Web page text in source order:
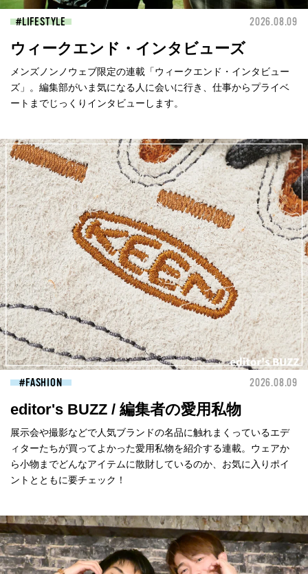
LIFESTYLE 2026.08.09
ウィークエンド・インタビューズ
メンズノンノウェブ限定の連載「ウィークエンド・インタビュー
ズ」。編集部がいま気になる人に会いに行き、仕事からプライベ
ートまでじっくりインタビューします。
FASHION 2026.08.09
editor's BUZZ / 編集者の愛用私物
展示会や撮影などで人気ブランドの名品に触れまくっているエデ
ィターたちが買ってよかった愛用私物を紹介する連載。ウェアか
ら小物までどんなアイテムに散財しているのか、お気に入りポイ
ントとともに要チェック！